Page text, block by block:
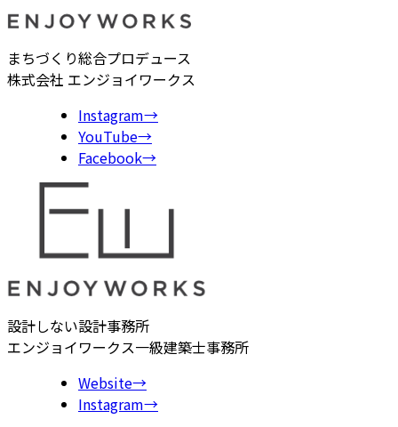
まちづくり総合プロデュース
株式会社 エンジョイワークス
Instagram→
YouTube→
Facebook→
設計しない設計事務所
エンジョイワークス一級建築士事務所
Website→
Instagram→